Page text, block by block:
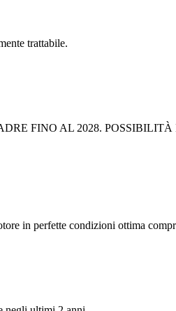
trattabile.
FINO AL 2028.
in perfette condizioni ottima